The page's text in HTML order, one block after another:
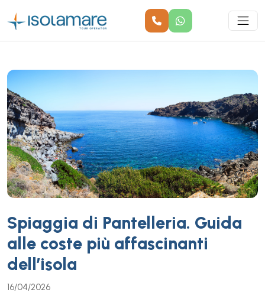
Spiaggia di Pantelleria. Guida
alle coste più affascinanti
dell’isola
16/04/2026